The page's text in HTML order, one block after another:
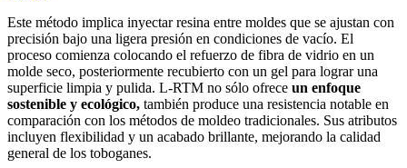
Este método implica inyectar resina entre moldes que se ajustan con
precisión bajo una ligera presión en condiciones de vacío. El
proceso comienza colocando el refuerzo de fibra de vidrio en un
molde seco, posteriormente recubierto con un gel para lograr una
superficie limpia y pulida. L-RTM no sólo ofrece un enfoque
sostenible y ecológico, también produce una resistencia notable en
comparación con los métodos de moldeo tradicionales. Sus atributos
incluyen flexibilidad y un acabado brillante, mejorando la calidad
general de los toboganes.